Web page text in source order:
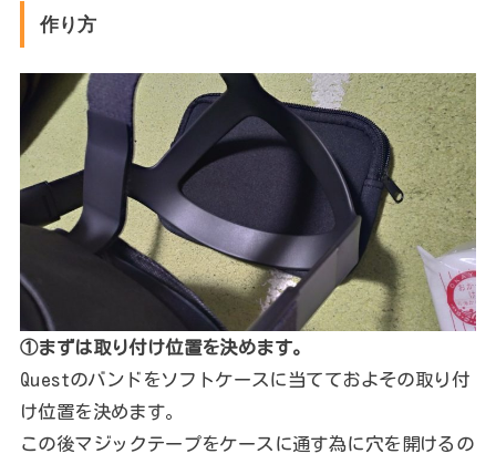
作り方
①まずは取り付け位置を決めます。
Questのバンドをソフトケースに当てておよその取り付
け位置を決めます。
この後マジックテープをケースに通す為に穴を開けるの